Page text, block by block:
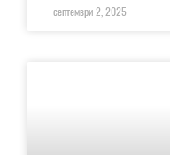
септември 2, 2025